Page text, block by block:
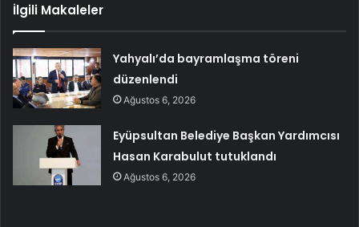
İlgili Makaleler
Yahyalı’da bayramlaşma töreni
düzenlendi
Ağustos 6, 2026
Eyüpsultan Belediye Başkan Yardımcısı
Hasan Karabulut tutuklandı
Ağustos 6, 2026